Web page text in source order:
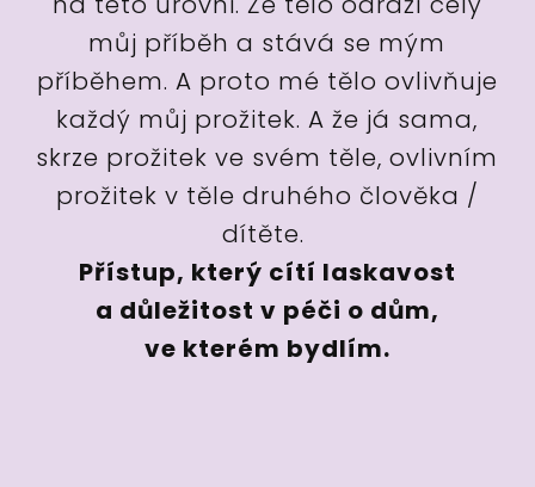
můj příběh a stává se mým
příběhem. A proto mé tělo ovlivňuje
každý můj prožitek. A že já sama,
skrze prožitek ve svém těle, ovlivním
prožitek v těle druhého člověka /
dítěte.
Přístup, který cítí laskavost
a důležitost v péči o dům,
ve kterém bydlím.